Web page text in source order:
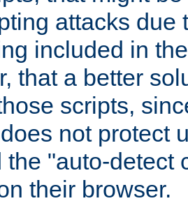
attacks due
included in
that a better
scripts,
not protect
the "auto-detect
their browser.